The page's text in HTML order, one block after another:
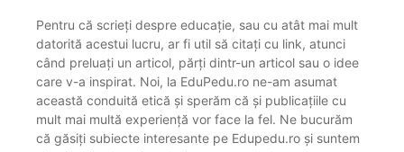
Pentru că scrieți despre educație, sau cu atât mai mult
datorită acestui lucru, ar fi util să citați cu link, atunci
când preluați un articol, părți dintr-un articol sau o idee
care v-a inspirat. Noi, la EduPedu.ro ne-am asumat
această conduită etică și sperăm că și publicațiile cu
mult mai multă experiență vor face la fel. Ne bucurăm
că găsiți subiecte interesante pe Edupedu.ro și suntem